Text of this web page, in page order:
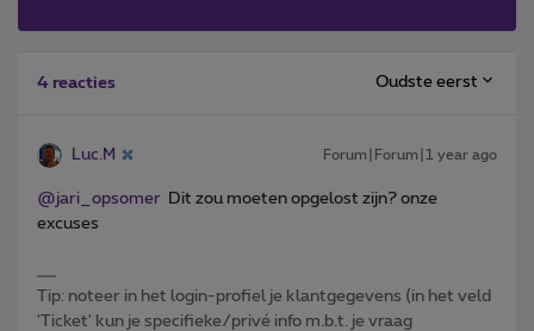
4 reacties Oudste eerst
Luc.M Forum|Forum|1 year ago
@jari_opsomer Dit zou moeten opgelost zijn? onze
excuses
Tip: noteer in het login-profiel je klantgegevens (in het veld
'Ticket' kun je specifieke/privé info m.b.t. je vraag